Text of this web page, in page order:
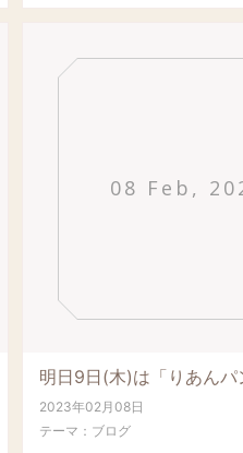
08 Feb,
2023年02月08日
テーマ： ブログ